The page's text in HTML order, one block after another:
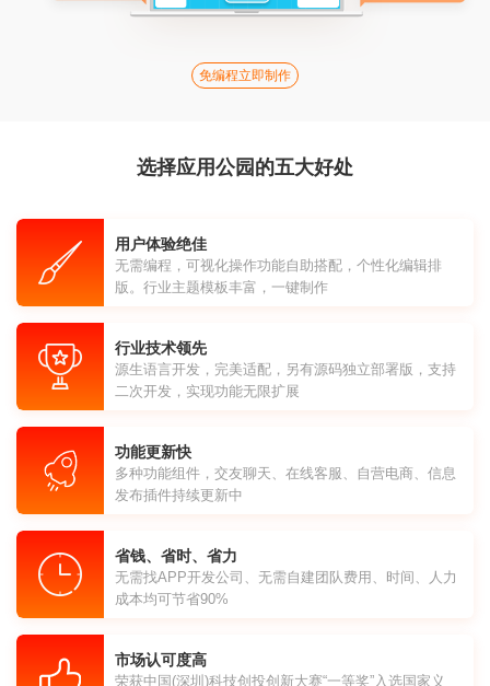
免编程立即制作
选择应用公园的五大好处
用户体验绝佳
无需编程，可视化操作功能自助搭配，个性化编辑排
版。行业主题模板丰富，一键制作
行业技术领先
源生语言开发，完美适配，另有源码独立部署版，支持
二次开发，实现功能无限扩展
功能更新快
多种功能组件，交友聊天、在线客服、自营电商、信息
发布插件持续更新中
省钱、省时、省力
无需找APP开发公司、无需自建团队费用、时间、人力
成本均可节省90%
市场认可度高
荣获中国(深圳)科技创投创新大赛“一等奖”入选国家义